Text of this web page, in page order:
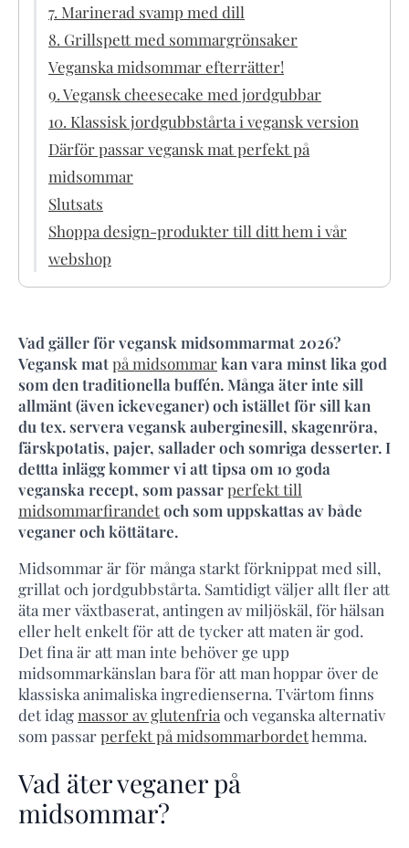
7. Marinerad svamp med dill
8. Grillspett med sommargrönsaker
Veganska midsommar efterrätter!
9. Vegansk cheesecake med jordgubbar
10. Klassisk jordgubbstårta i vegansk version
Därför passar vegansk mat perfekt på
midsommar
Slutsats
Shoppa design-produkter till ditt hem i vår
webshop
Vad gäller för vegansk midsommarmat 2026?
Vegansk matpå midsommarkan vara minst lika god
som den traditionella buffén. Många äter inte sill
allmänt (även ickeveganer) och istället för sill kan
du tex. servera vegansk auberginesill, skagenröra,
färskpotatis, pajer, sallader och somriga desserter. I
dettta inlägg kommer vi att tipsa om 10 goda
veganska recept, som passarperfekt till
midsommarfirandetoch som uppskattas av både
veganer och köttätare.
Midsommar är för många starkt förknippat med sill,
grillat och jordgubbstårta. Samtidigt väljer allt fler att
äta mer växtbaserat, antingen av miljöskäl, för hälsan
eller helt enkelt för att de tycker att maten är god.
Det fina är att man inte behöver ge upp
midsommarkänslan bara för att man hoppar över de
klassiska animaliska ingredienserna. Tvärtom finns
det idagmassor av glutenfria och veganska alternativ
som passarperfekt på midsommarbordethemma.
Vad äter veganer på
midsommar?